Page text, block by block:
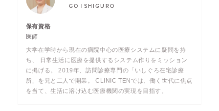
GO ISHIGURO
医師
大学在学時から現在の病院中心の医療システムに疑問を持
ち、 日常生活に医療を提供するシステム作りをミッション
に掲げる。 2019年、訪問診療専門の「いしぐろ在宅診療
所」を兄と二人で開業。 CLINIC TENでは、働く世代に焦点
を当て、生活に溶け込む医療機関の実現を目指す。